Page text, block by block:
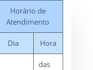
Horário de
Atendimento
Dia Hora
das